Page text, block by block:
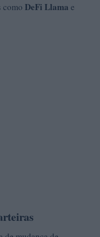
como DeFi Llama e